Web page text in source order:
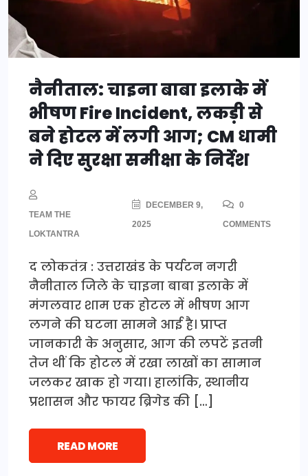
नैनीताल: चाइना बाबा इलाके में
भीषण Fire Incident, लकड़ी से
बने होटल में लगी आग; CM धामी
ने दिए सुरक्षा समीक्षा के निर्देश
TEAM THE
LOKTANTRA
DECEMBER 9,
2025
0
COMMENTS
द लोकतंत्र : उत्तराखंड के पर्यटन नगरी
नैनीताल जिले के चाइना बाबा इलाके में
मंगलवार शाम एक होटल में भीषण आग
लगने की घटना सामने आई है। प्राप्त
जानकारी के अनुसार, आग की लपटें इतनी
तेज थीं कि होटल में रखा लाखों का सामान
जलकर खाक हो गया। हालांकि, स्थानीय
प्रशासन और फायर ब्रिगेड की […]
READ MORE